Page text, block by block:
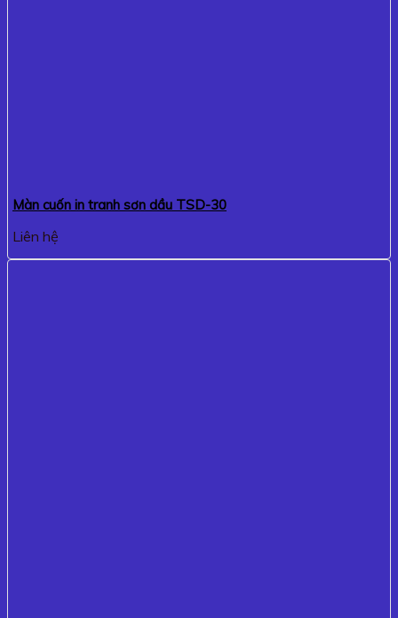
Màn cuốn in tranh sơn dầu TSD-30
Liên hệ